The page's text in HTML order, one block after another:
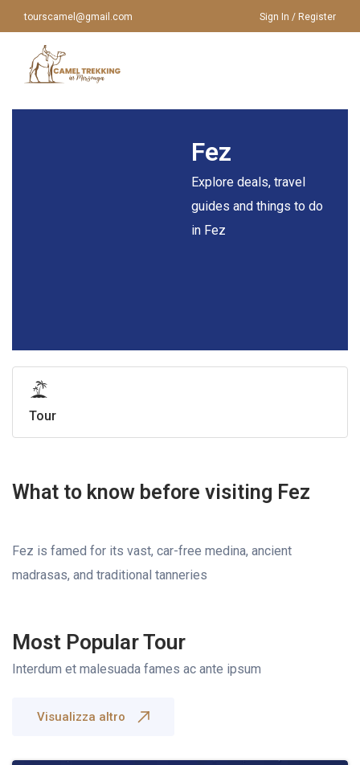
tourscamel@gmail.com Sign In / Register
VIAGGI IN MAROCCO
TOUR DA OUARZAZATE
CONTATTACI
Casa >
Fez
Explore deals, travel
guides and things to do
in Fez
Tour
What to know before visiting Fez
Fez is famed for its vast, car-free medina, ancient
madrasas, and traditional tanneries
Most Popular Tour
Interdum et malesuada fames ac ante ipsum
Visualizza altro